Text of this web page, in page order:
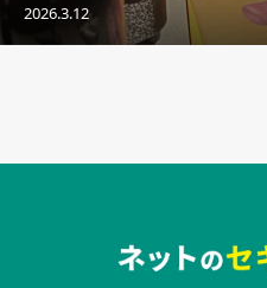
2026.3.12
セキュリティキャンペーンで